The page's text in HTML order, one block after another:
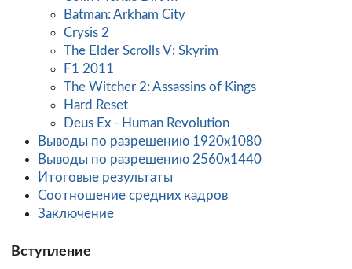
Batman: Arkham City
Crysis 2
The Elder Scrolls V: Skyrim
F1 2011
The Witcher 2: Assassins of Kings
Hard Reset
Deus Ex - Human Revolution
Выводы по разрешению 1920х1080
Выводы по разрешению 2560x1440
Итоговые результаты
Соотношение средних кадров
Заключение
Вступление